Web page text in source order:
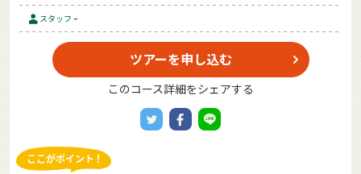
スタッフ -
ツアーを申し込む
このコース詳細をシェアする